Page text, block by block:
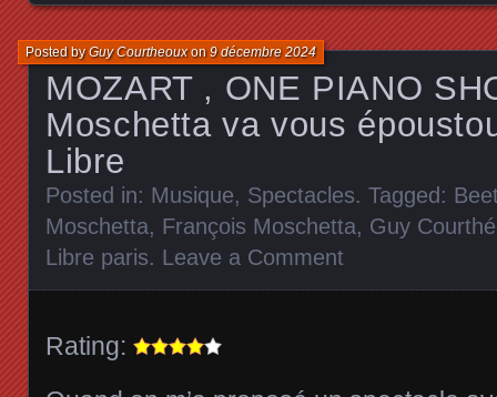
MOZART , ONE PIANO
Moschetta va vous
Libre
Posted byGuy Courtheouxon9 décembre 2024
Posted in: Musique, Spectacles. Tagged:
Moschetta, François Moschetta, Guy
Libre paris. Leave a Comment
Rating: